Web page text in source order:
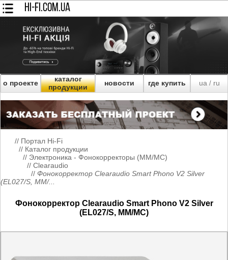
HI-FI.COM.UA
о проекте
каталог
продукции
новости где купить ua/ ru
// Портал Hi-Fi
// Каталог продукции
// Электроника - Фонокорректоры (MM/MC)
// Clearaudio
// Фонокорректор Clearaudio Smart Phono V2 Silver
(EL027/S, MM/...
Фонокорректор Clearaudio Smart Phono V2 Silver
(EL027/S, MM/MC)